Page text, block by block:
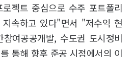
젝트 중심으로 수주 포트폴리
속하고 있다"면서 "저수익 현
여공공개발, 수도권 도시정비
통해 향후 준공 시점에서의 이